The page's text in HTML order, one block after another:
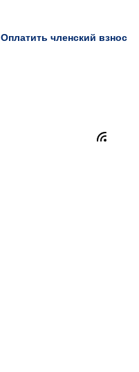
Оплатить членский взнос